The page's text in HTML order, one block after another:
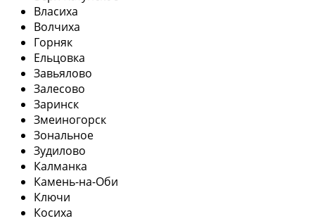
Власиха
Волчиха
Горняк
Ельцовка
Завьялово
Залесово
Заринск
Змеиногорск
Зональное
Зудилово
Калманка
Камень-на-Оби
Ключи
Косиха